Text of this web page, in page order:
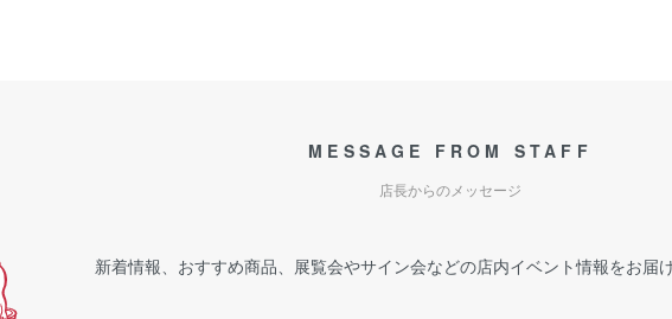
MESSAGE FROM STAFF
店長からのメッセージ
新着情報、おすすめ商品、展覧会やサイン会などの店内イベント情報をお届